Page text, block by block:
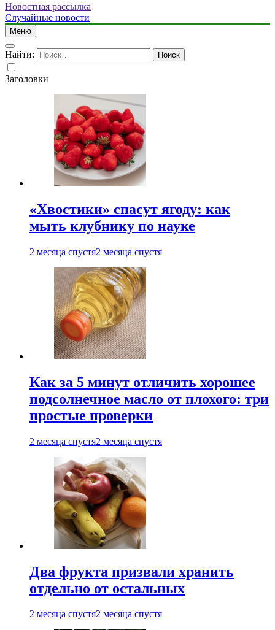
Новостная рассылка
Случайные новости
Меню
Найти:
Заголовки
«Хвостики» спасут ягоду: как
мыть клубнику по науке
2 месяца спустя2 месяца спустя
Как за 5 минут отличить хорошее
подсолнечное масло от плохого: три
простые проверки
2 месяца спустя2 месяца спустя
Два фрукта призвали хранить
отдельно от остальных
2 месяца спустя2 месяца спустя